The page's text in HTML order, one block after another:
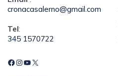
cronacasalerno@gmail.com
Tel:
345 1570722